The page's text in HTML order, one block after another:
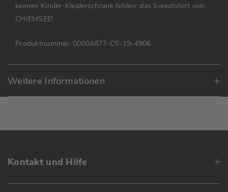
keinem Kinder-Kleiderschrank fehlen: das Sweatshirt von
CHIEMSEE!
Produktnummer: 00004877-CS-19-4906
Weitere Informationen
Kontakt und Hilfe